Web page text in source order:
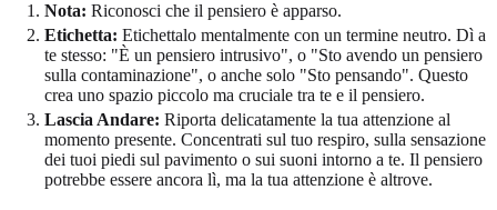
Nota: Riconosci che il pensiero è apparso.
Etichetta: Etichettalo mentalmente con un termine neutro. Dì a
te stesso: "È un pensiero intrusivo", o "Sto avendo un pensiero
sulla contaminazione", o anche solo "Sto pensando". Questo
crea uno spazio piccolo ma cruciale tra te e il pensiero.
Lascia Andare: Riporta delicatamente la tua attenzione al
momento presente. Concentrati sul tuo respiro, sulla sensazione
dei tuoi piedi sul pavimento o sui suoni intorno a te. Il pensiero
potrebbe essere ancora lì, ma la tua attenzione è altrove.